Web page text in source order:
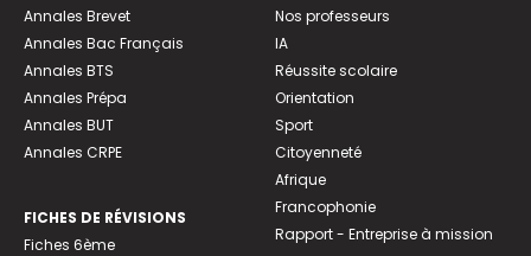
Annales Brevet
Annales Bac Français
Annales BTS
Annales Prépa
Annales BUT
Annales CRPE
FICHES DE RÉVISIONS
Fiches 6ème
Nos professeurs
IA
Réussite scolaire
Orientation
Sport
Citoyenneté
Afrique
Francophonie
Rapport - Entreprise à mission